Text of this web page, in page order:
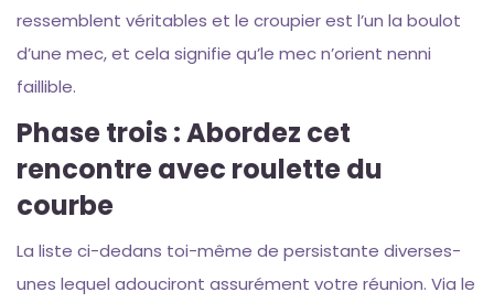
ressemblent véritables et le croupier est l’un la boulot
d’une mec, et cela signifie qu’le mec n’orient nenni
faillible.
Phase trois : Abordez cet
rencontre avec roulette du
courbe
La liste ci-dedans toi-même de persistante diverses-
unes lequel adouciront assurément votre réunion. Via le